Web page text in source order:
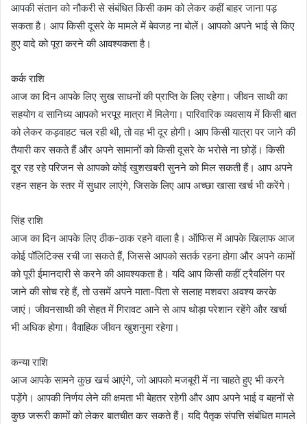
आपकी संतान को नौकरी से संबंधित किसी काम को लेकर कहीं बाहर जाना पड़
सकता है। आप किसी दूसरे के मामले में बेवजह ना बोलें। आपको अपने भाई से किए
हुए वादे को पूरा करने की आवश्यकता है।
कर्क राशि
आज का दिन आपके लिए सुख साधनों की प्राप्ति के लिए रहेगा। जीवन साथी का
सहयोग व सानिध्य आपको भरपूर मात्रा में मिलेगा। पारिवारिक व्यवसाय में किसी बात
को लेकर कड़वाहट चल रही थी, तो वह भी दूर होगी। आप किसी यात्रा पर जाने की
तैयारी कर सकते हैं और अपने सामानों को किसी दूसरे के भरोसे ना छोड़ें। किसी
दूर रह रहे परिजन से आपको कोई खुशखबरी सुनने को मिल सकती हैं। आप अपने
रहन सहन के स्तर में सुधार लाएंगे, जिसके लिए आप अच्छा खासा खर्च भी करेंगे।
सिंह राशि
आज का दिन आपके लिए ठीक-ठाक रहने वाला है। ऑफिस में आपके खिलाफ आज
कोई पॉलिटिक्स रची जा सकते हैं, जिससे आपको सतर्क रहना होगा और अपने कामों
को पूरी ईमानदारी से करने की आवश्यकता है। यदि आप किसी कहीं ट्रैवलिंग पर
जाने की सोच रहे हैं, तो उसमें अपने माता-पिता से सलाह मशवरा अवश्य करके
जाएं। जीवनसाथी की सेहत में गिरावट आने से आप थोड़ा परेशान रहेंगे और खर्चा
भी अधिक होगा। वैवाहिक जीवन खुशनुमा रहेगा।
कन्या राशि
आज आपके सामने कुछ खर्च आएंगे, जो आपको मजबूरी में ना चाहते हुए भी करने
पड़ेंगे। आपकी निर्णय लेने की क्षमता भी बेहतर रहेगी और आप अपने भाई व बहनों से
कुछ जरूरी कामों को लेकर बातचीत कर सकते हैं। यदि पैतृक संपत्ति संबंधित मामले